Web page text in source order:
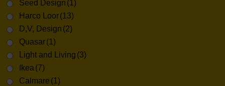
Seed Design (1)
Harco Loor(13)
D,V, Design (2)
Quasar(1)
Light and Living (3)
Ikea (7)
Calmare (1)